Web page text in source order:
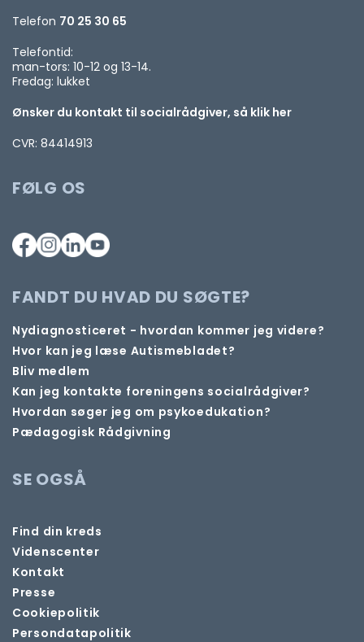
Telefon 70 25 30 65
Telefontid:
man-tors: 10-12 og 13-14.
Fredag: lukket
Ønsker du kontakt til socialrådgiver, så klik her
CVR: 84414913
FØLG OS
FANDT DU HVAD DU SØGTE?
Nydiagnosticeret - hvordan kommer jeg videre?
Hvor kan jeg læse Autismebladet?
Bliv medlem
Kan jeg kontakte foreningens socialrådgiver?
Hvordan søger jeg om psykoedukation?
Pædagogisk Rådgivning
SE OGSÅ
Find din kreds
Videnscenter
Kontakt
Presse
Cookiepolitik
Persondatapolitik